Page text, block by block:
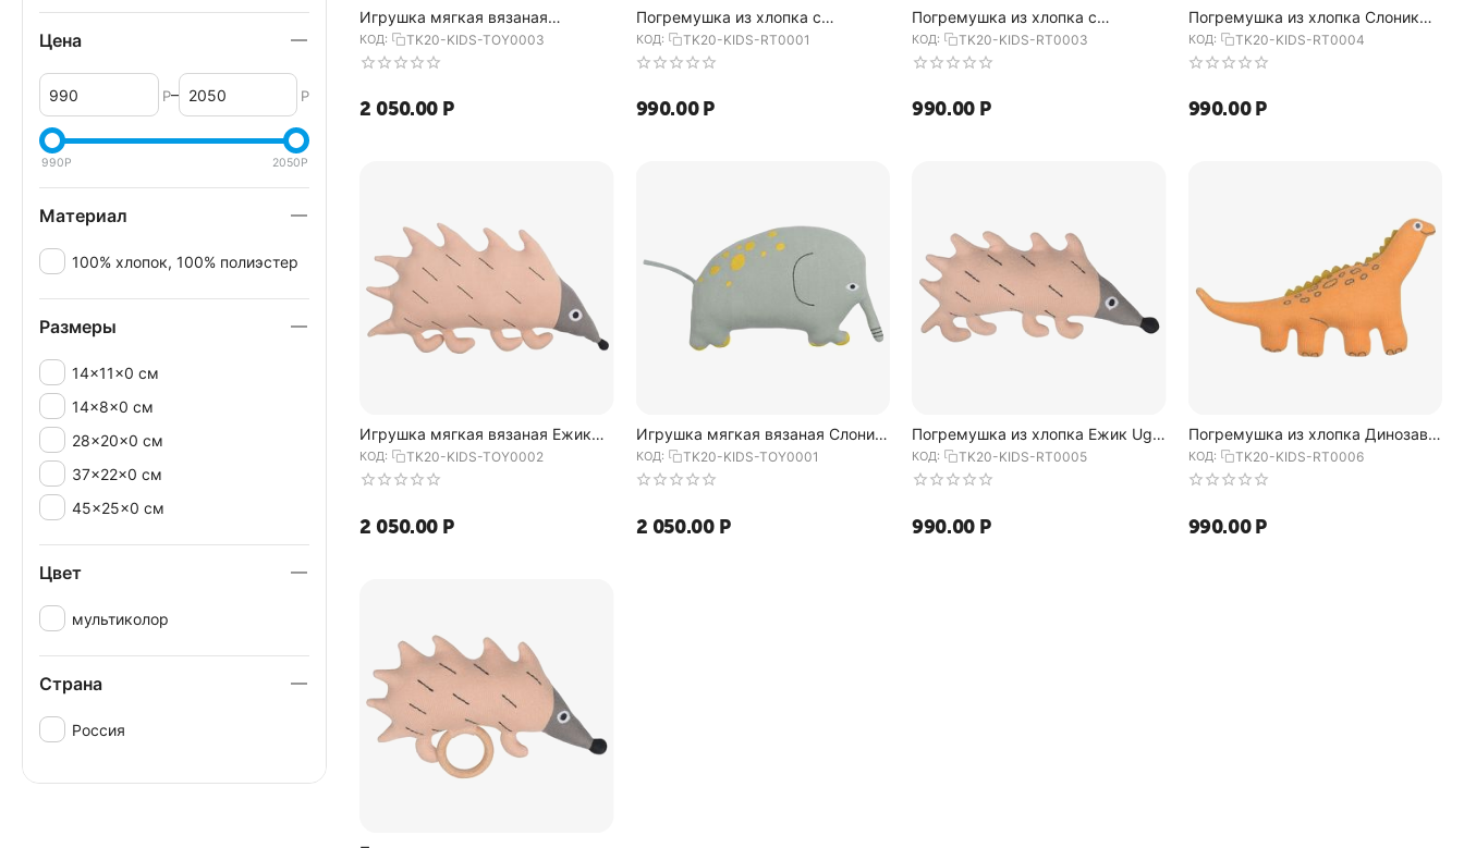
Игрушка мягкая вязаная
Динозавр Toto из коллекции Tiny
world 42х25 см, Tkano
КОД: TK20-KIDS-TOY0003
2 050.00 Р
Погремушка из хлопка с
деревянным держателем Слоник
Lou из коллекции Tiny world
14х11 с...
КОД: TK20-KIDS-RT0001
990.00 Р
Погремушка из хлопка с
деревянным держателем
Динозавр Toto из коллекции Tiny
world 14х1...
КОД: TK20-KIDS-RT0003
990.00 Р
Погремушка из хлопка Слоник
Lou из коллекции Tiny world 14х8
см, Tkano
КОД: TK20-KIDS-RT0004
990.00 Р
Игрушка мягкая вязаная Ежик
Ugo из коллекции Tiny world
37х22 см, Tkano
КОД: TK20-KIDS-TOY0002
2 050.00 Р
Игрушка мягкая вязаная Слоник
Lou из коллекции Tiny world
28х20 см, Tkano
КОД: TK20-KIDS-TOY0001
2 050.00 Р
Погремушка из хлопка Ежик Ugo
из коллекции Tiny world 14х8 см,
Tkano
КОД: TK20-KIDS-RT0005
990.00 Р
Погремушка из хлопка Динозавр
Toto из коллекции Tiny world
14х8 см, Tkano
КОД: TK20-KIDS-RT0006
990.00 Р
Цена
Р– Р
990Р 2050Р
Материал
100% хлопок, 100% полиэстер
Размеры
14x11x0 см
14x8x0 см
28x20x0 см
37x22x0 см
45x25x0 см
Цвет
мультиколор
Страна
Россия